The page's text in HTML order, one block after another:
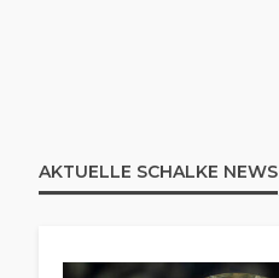
AKTUELLE SCHALKE NEWS